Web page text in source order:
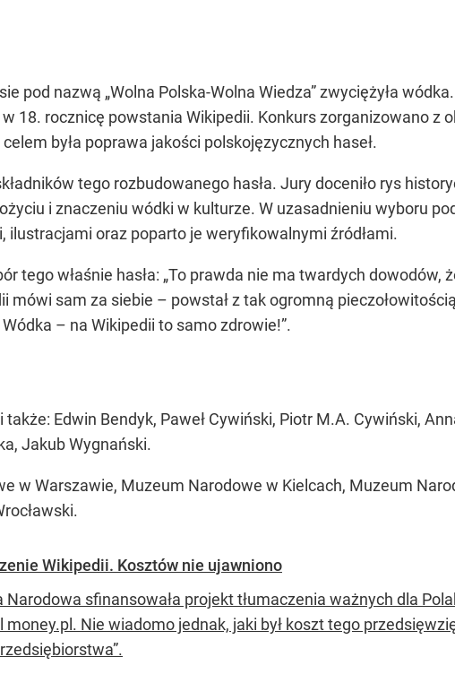
pod nazwą „Wolna Polska-Wolna Wiedza” zwyciężyła
18. rocznicę powstania Wikipedii. Konkurs zorganizowano z
była poprawa jakości polskojęzycznych haseł.
tego rozbudowanego hasła. Jury doceniło rys
i znaczeniu wódki w kulturze. W uzasadnieniu wyboru
oraz poparto je weryfikowalnymi źródłami.
tego właśnie hasła: „To prawda nie ma twardych dowodów,
mówi sam za siebie – powstał z tak ogromną
– na Wikipedii to samo zdrowie!”.
Edwin Bendyk, Paweł Cywiński, Piotr M.A. Cywiński,
Jakub Wygnański.
w Warszawie, Muzeum Narodowe w Kielcach, Muzeum
Wikipedii. Kosztów nie ujawniono
Narodowa sfinansowała projekt tłumaczenia ważnych dla
Nie wiadomo jednak, jaki był koszt tego